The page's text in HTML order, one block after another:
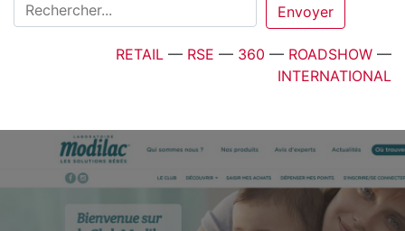
RETAIL — RSE — 360 — ROADSHOW —
INTERNATIONAL